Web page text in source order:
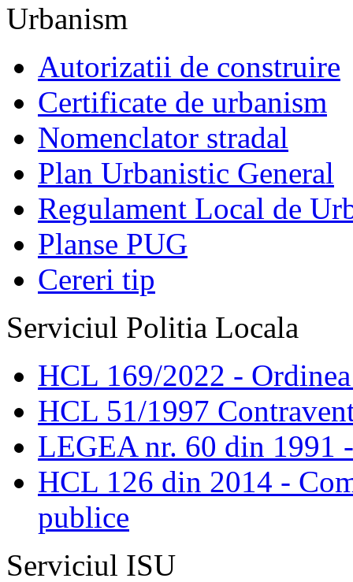
Urbanism
Autorizatii de construire
Certificate de urbanism
Nomenclator stradal
Plan Urbanistic General
Regulament Local de
Planse PUG
Cereri tip
Serviciul Politia Locala
HCL 169/2022 -
HCL 51/1997
LEGEA nr. 60 din 1991
HCL 126 din 2014 -
publice
Serviciul ISU